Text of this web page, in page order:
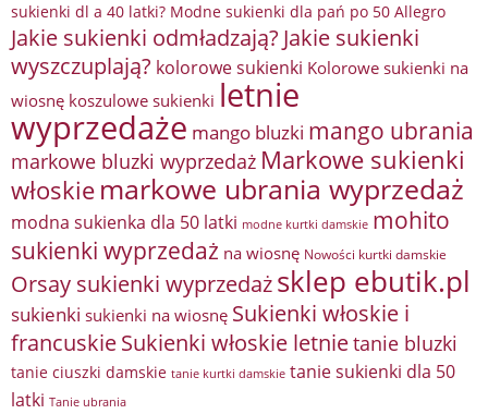
sukienki dl a 40 latki? Modne sukienki dla pań po 50 Allegro
Jakie sukienki odmładzają? Jakie sukienki
wyszczuplają? kolorowe sukienki Kolorowe sukienki na
wiosnę koszulowe sukienki letnie
wyprzedaże mango bluzki mango ubrania
markowe bluzki wyprzedaż Markowe sukienki
włoskie markowe ubrania wyprzedaż
modna sukienka dla 50 latki modne kurtki damskie mohito
sukienki wyprzedaż na wiosnę Nowości kurtki damskie
Orsay sukienki wyprzedażsklep ebutik.pl
sukienki sukienki na wiosnę Sukienki włoskie i
francuskieSukienki włoskie letnietanie bluzki
tanie ciuszki damskie tanie kurtki damskie tanie sukienki dla 50
latki Tanie ubrania